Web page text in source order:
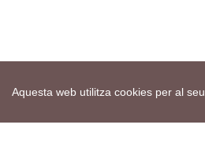
Aquesta web utilitza cookies per al